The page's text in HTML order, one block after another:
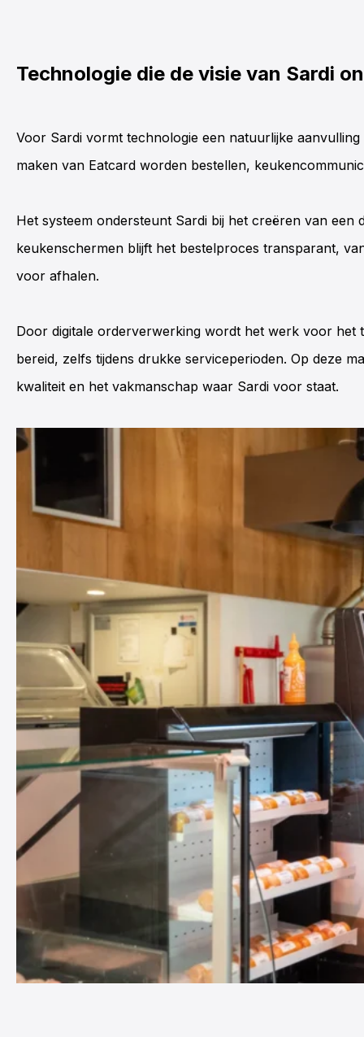
Technologie die de visie van Sardi
Voor Sardi vormt technologie een natuurlijke
maken van Eatcard worden bestellen,
Het systeem ondersteunt Sardi bij het creëren van een
keukenschermen blijft het bestelproces transparant,
voor afhalen.
Door digitale orderverwerking wordt het werk voor het
bereid, zelfs tijdens drukke serviceperioden. Op deze
kwaliteit en het vakmanschap waar Sardi voor staat.